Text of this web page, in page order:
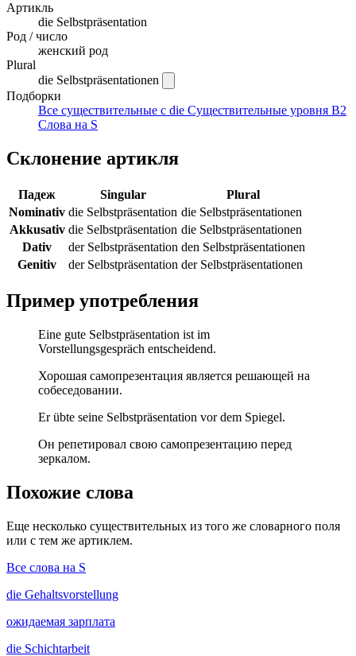
Артикль
die Selbstpräsentation
Род / число
женский род
Plural
die Selbstpräsentationen
Подборки
Все существительные с die Существительные уровня B2
Слова на S
Склонение артикля
Падеж Singular
Plural
Nominativ die Selbstpräsentation die Selbstpräsentationen
Akkusativ die Selbstpräsentation die Selbstpräsentationen
Dativ
der Selbstpräsentation den Selbstpräsentationen
Genitiv
der Selbstpräsentation der Selbstpräsentationen
Пример употребления
Eine gute Selbstpräsentation ist im
Vorstellungsgespräch entscheidend.
Хорошая самопрезентация является решающей на
собеседовании.
Er übte seine Selbstpräsentation vor dem Spiegel.
Он репетировал свою самопрезентацию перед
зеркалом.
Похожие слова
Еще несколько существительных из того же словарного поля
или с тем же артиклем.
Все слова на S
die Gehaltsvorstellung
ожидаемая зарплата
die Schichtarbeit